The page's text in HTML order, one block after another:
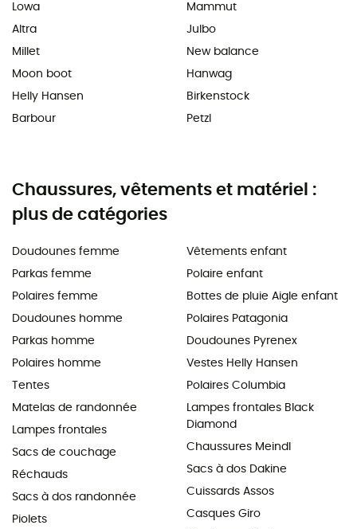
Lowa
Altra
Millet
Moon boot
Helly Hansen
Barbour
Mammut
Julbo
New balance
Hanwag
Birkenstock
Petzl
Chaussures, vêtements et matériel :
plus de catégories
Doudounes femme
Parkas femme
Polaires femme
Doudounes homme
Parkas homme
Polaires homme
Tentes
Matelas de randonnée
Lampes frontales
Sacs de couchage
Réchauds
Sacs à dos randonnée
Piolets
Vêtements enfant
Polaire enfant
Bottes de pluie Aigle enfant
Polaires Patagonia
Doudounes Pyrenex
Vestes Helly Hansen
Polaires Columbia
Lampes frontales Black
Diamond
Chaussures Meindl
Sacs à dos Dakine
Cuissards Assos
Casques Giro